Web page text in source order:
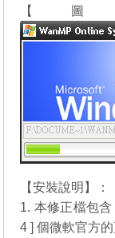
【
【安裝說明】：
1. 本修正檔包
4 ] 個微軟官方的